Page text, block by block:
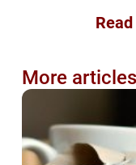
More articles